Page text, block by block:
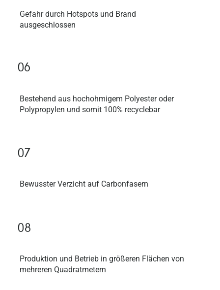
Gefahr durch Hotspots und Brand
ausgeschlossen
Bestehend aus hochohmigem Polyester oder
Polypropylen und somit 100% recyclebar
06
Bewusster Verzicht auf Carbonfasern
07
Produktion und Betrieb in größeren Flächen von
mehreren Quadratmetern
08